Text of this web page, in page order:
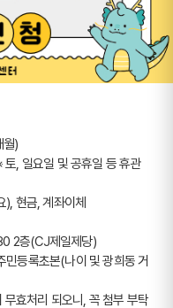
)
, 일요일 및 공휴일 등 휴관
), 현금, 계좌이체
2층(CJ제일제당)
등록초본(나이 및 광희동 거